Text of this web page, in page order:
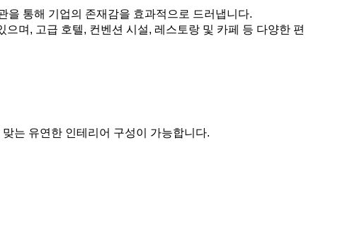
을 통해 기업의 존재감을 효과적으로 드러냅니다.
며, 고급 호텔, 컨벤션 시설, 레스토랑 및 카페 등 다양한 편
는 유연한 인테리어 구성이 가능합니다.